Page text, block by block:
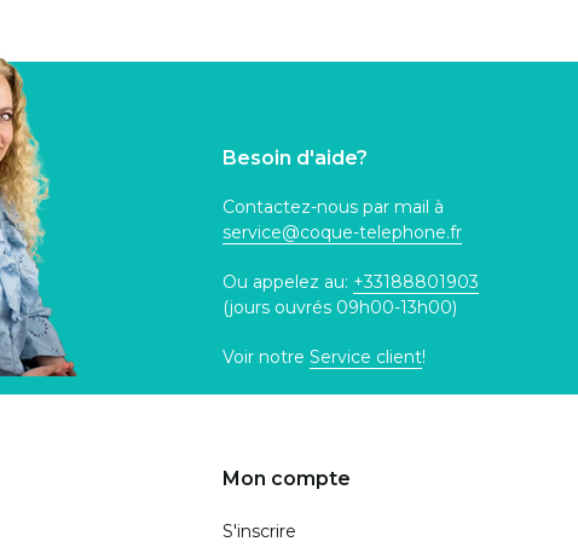
Besoin d'aide?
Contactez-nous par mail à
service@coque-telephone.fr
Ou appelez au: +33188801903
(jours ouvrés 09h00-13h00)
Voir notre Service client!
Mon compte
S'inscrire